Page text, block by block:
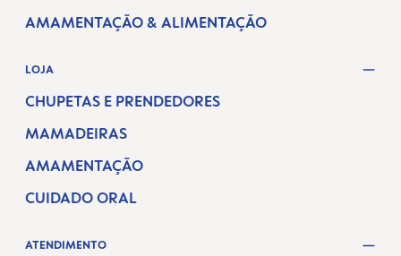
AMAMENTAÇÃO & ALIMENTAÇÃO
LOJA
CHUPETAS E PRENDEDORES
MAMADEIRAS
AMAMENTAÇÃO
CUIDADO ORAL
ATENDIMENTO